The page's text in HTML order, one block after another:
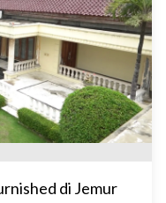
di Jemur